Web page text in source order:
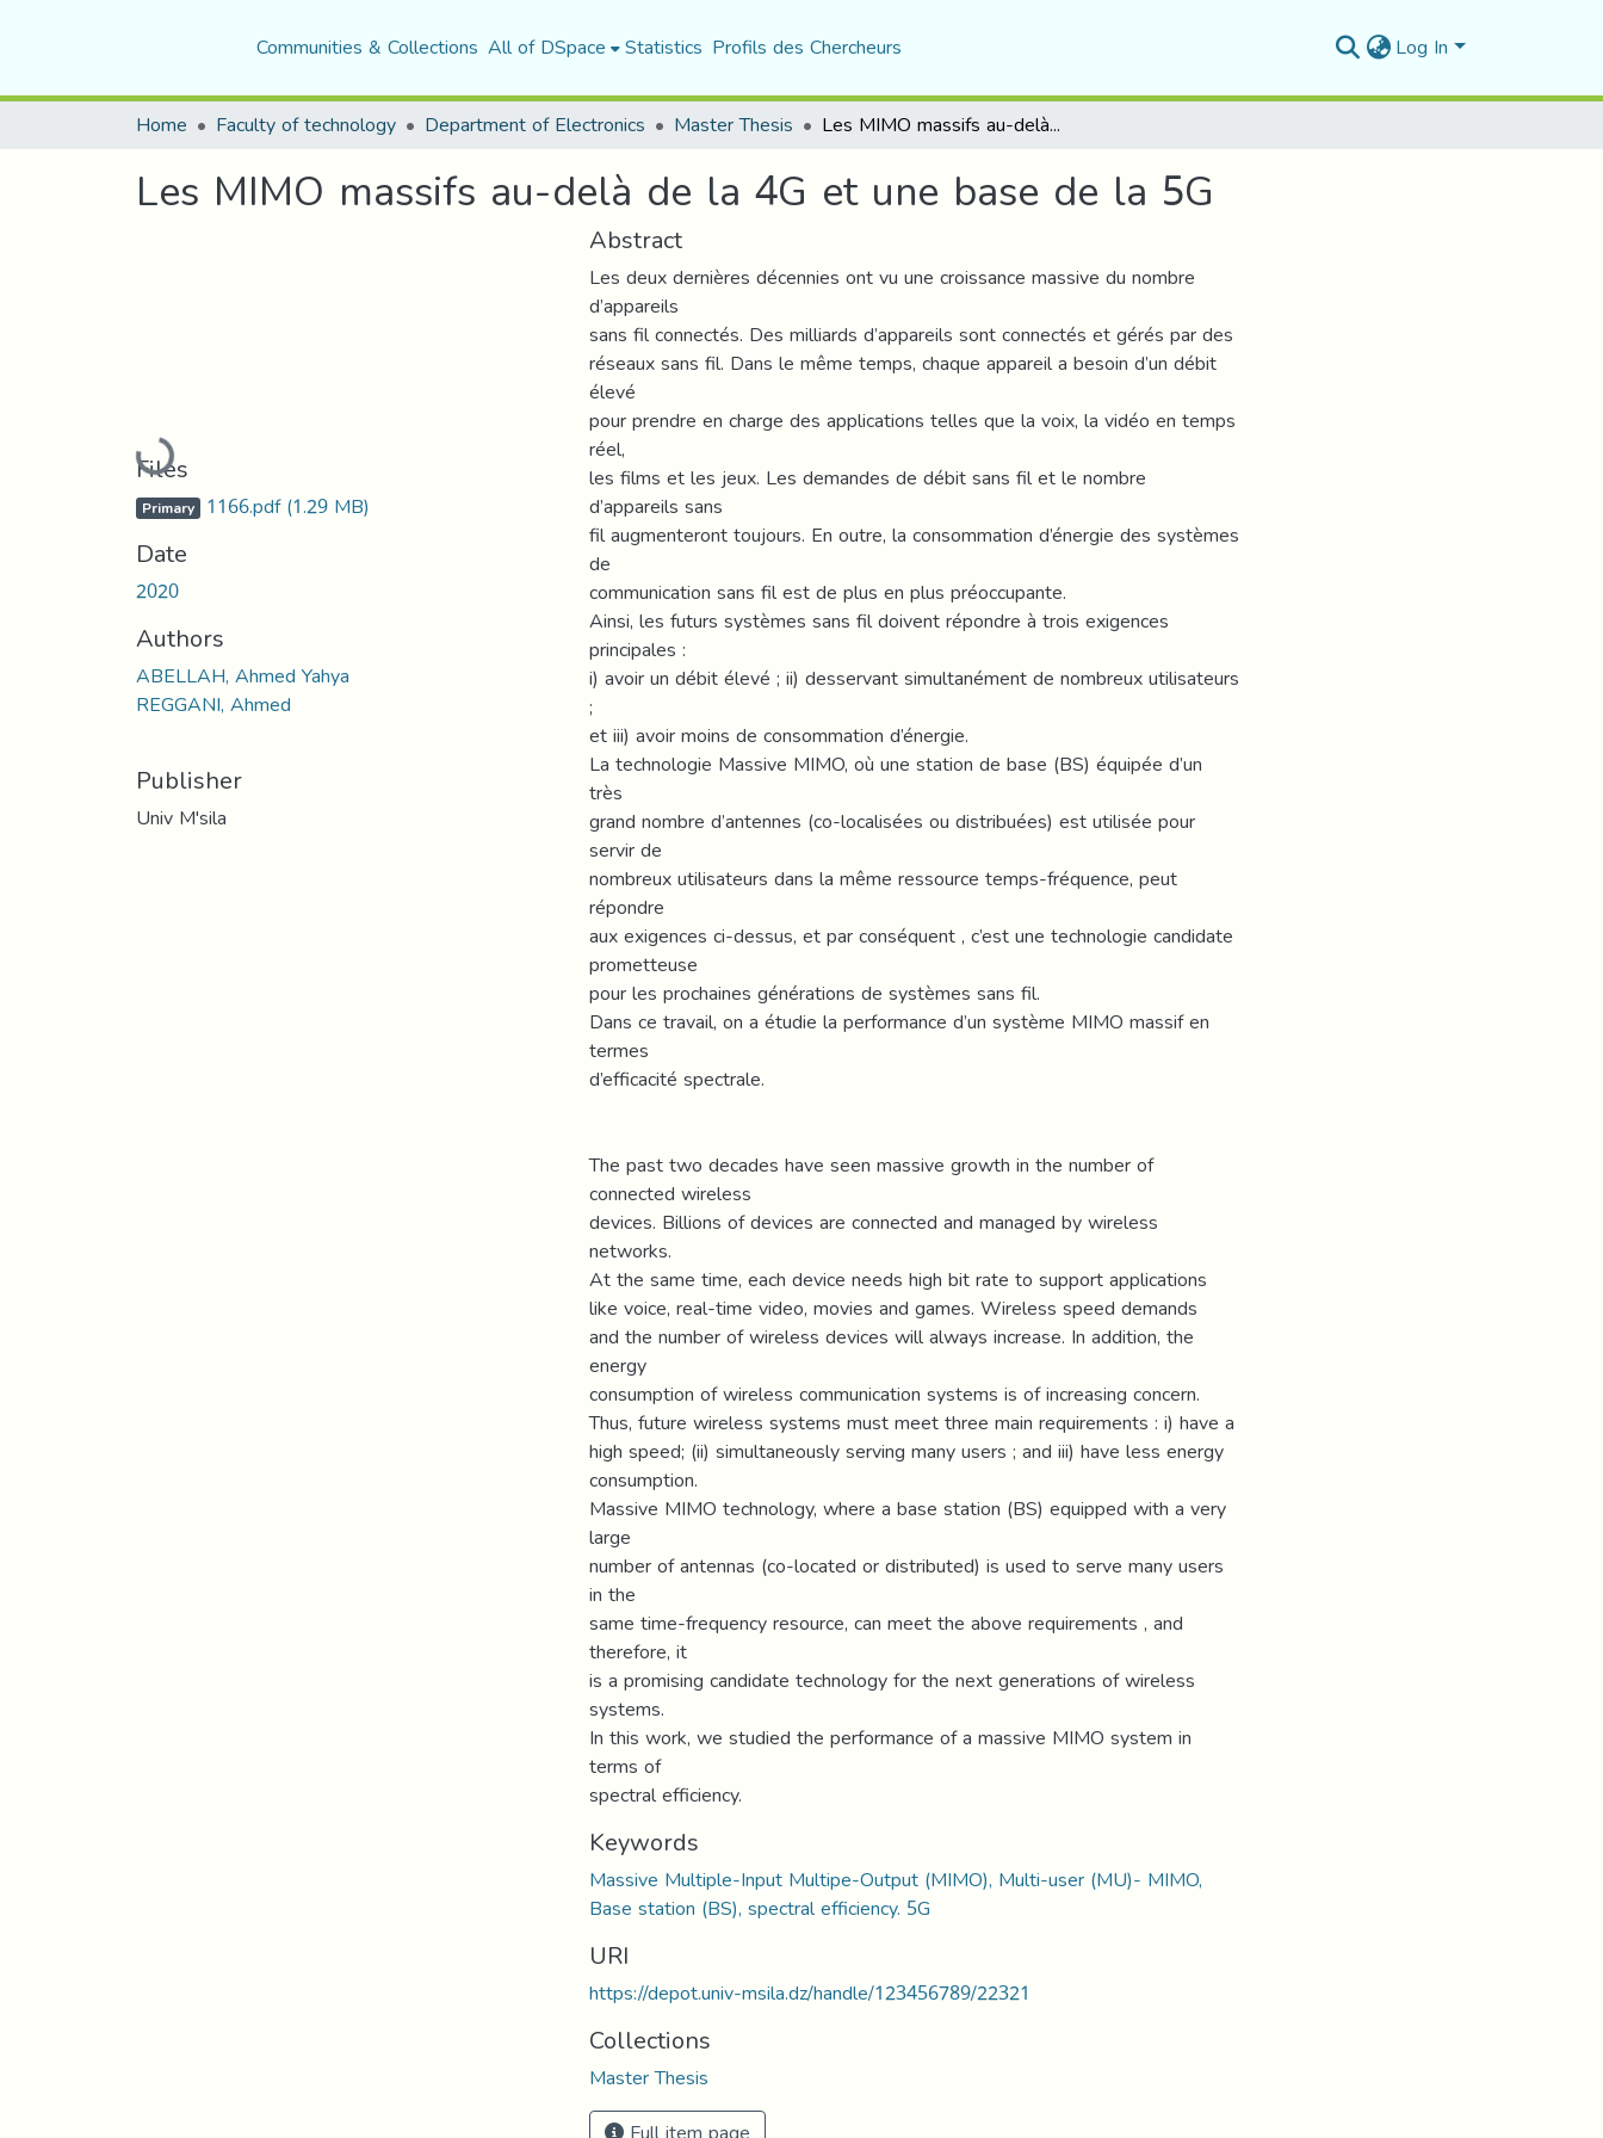
Communities & Collections All of DSpace Statistics Profils des Chercheurs Log In
Home Faculty of technology Department of Electronics Master Thesis Les MIMO massifs au-delà de la 4G et une base de la 5G
Les MIMO massifs au-delà de la 4G et une base de la 5G
Loading...
Files
Primary 1166.pdf(1.29 MB)
Date
2020
Authors
ABELLAH, Ahmed Yahya
REGGANI, Ahmed
Publisher
Univ M'sila
Abstract
Les deux dernières décennies ont vu une croissance massive du nombre
d’appareils
sans fil connectés. Des milliards d’appareils sont connectés et gérés par des
réseaux sans fil. Dans le même temps, chaque appareil a besoin d’un débit
élevé
pour prendre en charge des applications telles que la voix, la vidéo en temps
réel,
les films et les jeux. Les demandes de débit sans fil et le nombre
d’appareils sans
fil augmenteront toujours. En outre, la consommation d’énergie des systèmes
de
communication sans fil est de plus en plus préoccupante.
Ainsi, les futurs systèmes sans fil doivent répondre à trois exigences
principales :
i) avoir un débit élevé ; ii) desservant simultanément de nombreux utilisateurs
;
et iii) avoir moins de consommation d’énergie.
La technologie Massive MIMO, où une station de base (BS) équipée d’un
très
grand nombre d’antennes (co-localisées ou distribuées) est utilisée pour
servir de
nombreux utilisateurs dans la même ressource temps-fréquence, peut
répondre
aux exigences ci-dessus, et par conséquent , c’est une technologie candidate
prometteuse
pour les prochaines générations de systèmes sans fil.
Dans ce travail, on a étudie la performance d’un système MIMO massif en
termes
d’efficacité spectrale.
The past two decades have seen massive growth in the number of
connected wireless
devices. Billions of devices are connected and managed by wireless
networks.
At the same time, each device needs high bit rate to support applications
like voice, real-time video, movies and games. Wireless speed demands
and the number of wireless devices will always increase. In addition, the
energy
consumption of wireless communication systems is of increasing concern.
Thus, future wireless systems must meet three main requirements : i) have a
high speed; (ii) simultaneously serving many users ; and iii) have less energy
consumption.
Massive MIMO technology, where a base station (BS) equipped with a very
large
number of antennas (co-located or distributed) is used to serve many users
in the
same time-frequency resource, can meet the above requirements , and
therefore, it
is a promising candidate technology for the next generations of wireless
systems.
In this work, we studied the performance of a massive MIMO system in
terms of
spectral efficiency.
Keywords
Massive Multiple-Input Multipe-Output (MIMO), Multi-user (MU)- MIMO,
Base station (BS), spectral efficiency. 5G
URI
https://depot.univ-msila.dz/handle/123456789/22321
Collections
Master Thesis